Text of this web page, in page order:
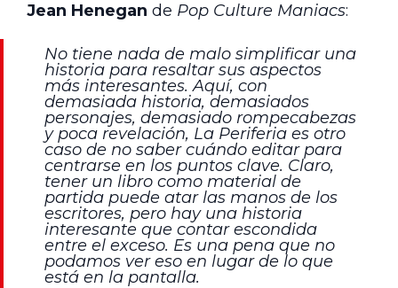
Jean Henegan de Pop Culture Maniacs:
No tiene nada de malo simplificar una
historia para resaltar sus aspectos
más interesantes. Aquí, con
demasiada historia, demasiados
personajes, demasiado rompecabezas
y poca revelación, La Periferia es otro
caso de no saber cuándo editar para
centrarse en los puntos clave. Claro,
tener un libro como material de
partida puede atar las manos de los
escritores, pero hay una historia
interesante que contar escondida
entre el exceso. Es una pena que no
podamos ver eso en lugar de lo que
está en la pantalla.